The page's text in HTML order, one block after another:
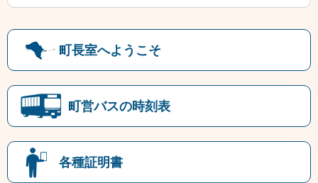
町長室へようこそ
町営バスの時刻表
各種証明書